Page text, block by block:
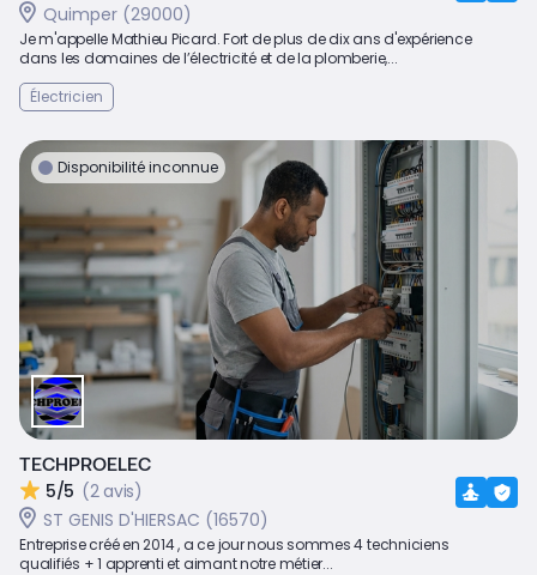
Quimper (29000)
Je m'appelle Mathieu Picard. Fort de plus de dix ans d'expérience
dans les domaines de l’électricité et de la plomberie,...
Électricien
Disponibilité inconnue
TECHPROELEC
5/5 (2 avis)
ST GENIS D'HIERSAC (16570)
Entreprise créé en 2014 , a ce jour nous sommes 4 techniciens
qualifiés + 1 apprenti et aimant notre métier...